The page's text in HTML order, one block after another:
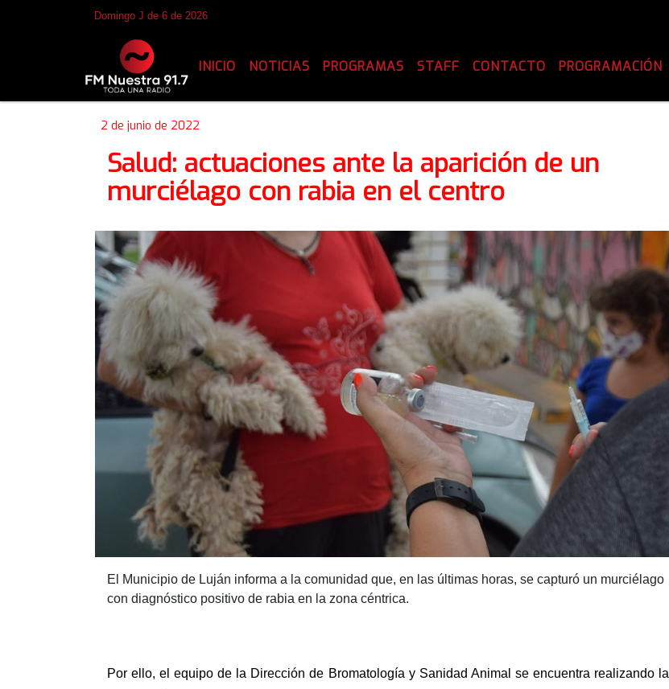
Domingo J de 6 de 2026
INICIO NOTICIAS PROGRAMAS STAFF CONTACTO PROGRAMACIÓN
2 de junio de 2022
Salud: actuaciones ante la aparición de un
murciélago con rabia en el centro
El Municipio de Luján informa a la comunidad que, en las últimas horas, se capturó un murciélago
con diagnóstico positivo de rabia en la zona céntrica.
Por ello, el equipo de la Dirección de Bromatología y Sanidad Animal se encuentra realizando la